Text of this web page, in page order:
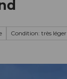
Condition: très léger